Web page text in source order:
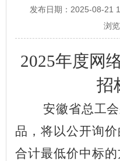
发布日期：2025-08-21
浏览
2025年度网
招
安徽省总工会
品 ，将以公开询
合计最低价中标